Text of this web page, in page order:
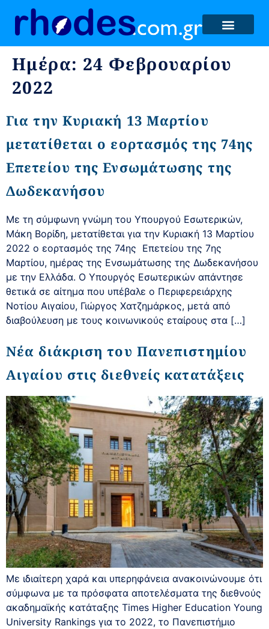
Ημέρα: 24 Φεβρουαρίου
2022
Για την Κυριακή 13 Μαρτίου
μετατίθεται ο εορτασμός της 74ης
Επετείου της Ενσωμάτωσης της
Δωδεκανήσου
Με τη σύμφωνη γνώμη του Υπουργού Εσωτερικών,
Μάκη Βορίδη, μετατίθεται για την Κυριακή 13 Μαρτίου
2022 ο εορτασμός της 74ης Επετείου της 7ης
Μαρτίου, ημέρας της Ενσωμάτωσης της Δωδεκανήσου
με την Ελλάδα. Ο Υπουργός Εσωτερικών απάντησε
θετικά σε αίτημα που υπέβαλε ο Περιφερειάρχης
Νοτίου Αιγαίου, Γιώργος Χατζημάρκος, μετά από
διαβούλευση με τους κοινωνικούς εταίρους στα […]
Νέα διάκριση του Πανεπιστημίου
Αιγαίου στις διεθνείς κατατάξεις
Με ιδιαίτερη χαρά και υπερηφάνεια ανακοινώνουμε ότι
σύμφωνα με τα πρόσφατα αποτελέσματα της διεθνούς
ακαδημαϊκής κατάταξης Times Higher Education Young
University Rankings για το 2022, το Πανεπιστήμιο